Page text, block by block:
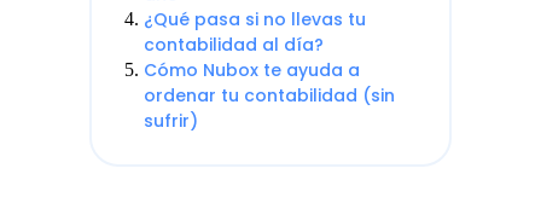
¿Qué pasa si no llevas tu
contabilidad al día?
Cómo Nubox te ayuda a
ordenar tu contabilidad (sin
sufrir)